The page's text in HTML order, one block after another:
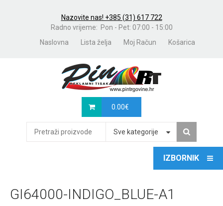
Nazovite nas! +385 (31) 617 722
Radno vrijeme: Pon - Pet: 07:00 - 15:00
Naslovna
Lista želja Moj Račun Košarica
0.00€
Sve kategorije
GI64000-INDIGO_BLUE-A1